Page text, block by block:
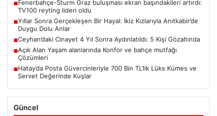
■Fenerbahçe-Sturm Graz buluşması ekran başındakileri artırdı:
TV100 reyting lideri oldu
■Yıllar Sonra Gerçekleşen Bir Hayal: İkiz Kızlarıyla Anıtkabir’de
Duygu Dolu Anlar
■Ceyhan’daki Cinayet 4 Yıl Sonra Aydınlatıldı: 5 Kişi Gözaltında
■Açık Alan Yaşam alanlarında Konfor ve bahçe mutfağı
Çözümleri
■Hatay’da Posta Güvercinleriyle 700 Bin TL’lik Lüks Kümes ve
Servet Değerinde Kuşlar
Güncel